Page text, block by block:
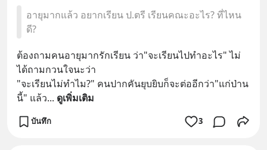
อายุมากแล้ว อยากเรียน ป.ตรี เรียนคณะอะไร? ที่ไหน
ดี?
ต้องถามคนอายุมากรักเรียน ว่า"จะเรียนไปทำอะไร" ไม่
ได้ถามกวนใจนะว่า
"จะเรียนไม่ทำไม?" คนปากคันยุบยิบก็จะต่ออีกว่า"แก่ป่าน
นี้" แล้ว... ดูเพิ่มเติม
บันทึก 3